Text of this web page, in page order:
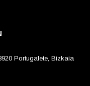
Portugalete, Bizkaia